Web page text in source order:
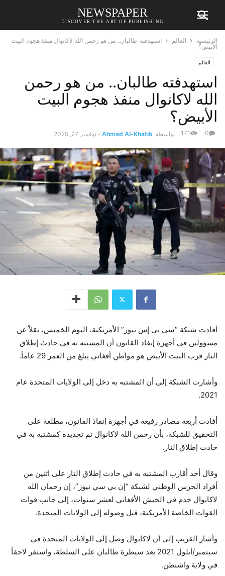
NEWSPAPER
DISCOVER THE ART OF PUBLISHING
الرئيسية العالم
استهدفته طالبان.. من هو رحمن الله لاكانوال منفذ هجوم البيت
الأبيض؟
العالم
استهدفته طالبان.. من هو رحمن
الله لاكانوال منفذ هجوم البيت
الأبيض؟
بواسطة Ahmad Al-Khatib
- نوفمبر 27, 2025 0
171
أفادت شبكة “سي بي إس نيوز” الأمريكية، اليوم الخميس، نقلاً عن
مسؤولين في أجهزة إنفاذ القانون أن المشتبه به في حادث إطلاق
النار قرب البيت الأبيض هو مواطن أفغاني يبلغ من العمر 29 عاماً.
وأشارت الشبكة إلى أن المشتبه به دخل إلى الولايات المتحدة عام
2021.
أفادت أربعة مصادر رفيعة في أجهزة إنفاذ القانون، مطلعة على
التحقيق للشبكة، بأن رحمن الله لاكانوال تم تحديده كمشتبه به في
حادث إطلاق النار.
وقال أحد أقارب المشتبه به في حادث إطلاق النار على اثنين من
أفراد الحرس الوطني لشبكة “إن بي سي نيوز”، إن رحمان الله
لاكانوال خدم في الجيش الأفغاني لعشر سنوات، إلى جانب قوات
القوات الخاصة الأمريكية، قبل وصوله إلى الولايات المتحدة.
وأشار القريب إلى أن لاكانوال وصل إلى الولايات المتحدة في
سبتمبر/أيلول 2021 بعد سيطرة طالبان على السلطة، واستقر لاحقاً
في ولاية واشنطن.